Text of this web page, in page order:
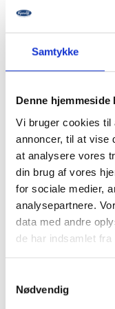
Samtykke
Denne
Vi bruger cookies til
annoncer, til at vise
at analysere vores
din brug af vores
for sociale medier,
analysepartnere.
data med andre
de har indsamlet
Nødvendig
Bactigras Gaze,
FLERE VARIANTER
Log ind for pris